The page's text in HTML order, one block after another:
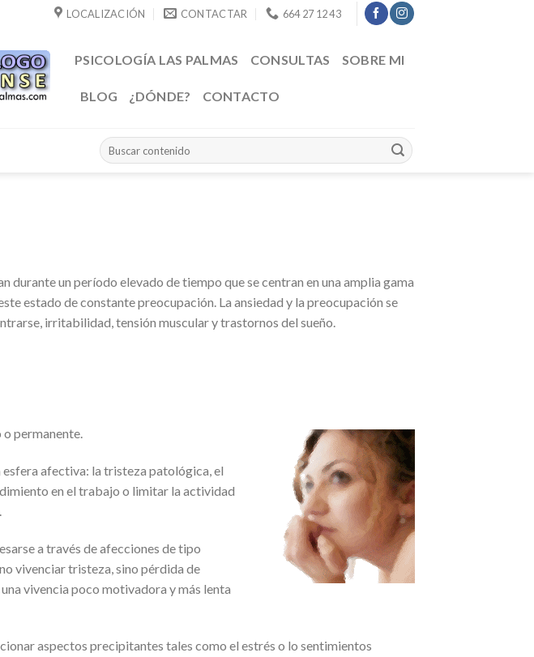
LOCALIZACIÓN CONTACTAR 664 27 12 43
PSICOLOGÍA LAS PALMAS CONSULTAS SOBRE MI
BLOG ¿DÓNDE? CONTACTO
durante un período elevado de tiempo que se centran en una amplia gama
estado de constante preocupación. La ansiedad y la preocupación se
irritabilidad, tensión muscular y trastornos del sueño.
permanente.
afectiva: la tristeza patológica, el
en el trabajo o limitar la actividad
a través de afecciones de tipo
vivenciar tristeza, sino pérdida de
vivencia poco motivadora y más lenta
aspectos precipitantes tales como el estrés o lo sentimientos